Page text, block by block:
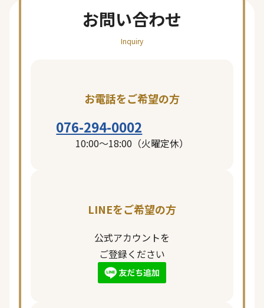
お問い合わせ
Inquiry
お電話をご希望の方
076-294-0002
10:00〜18:00（火曜定休）
LINEをご希望の方
公式アカウントを
ご登録ください